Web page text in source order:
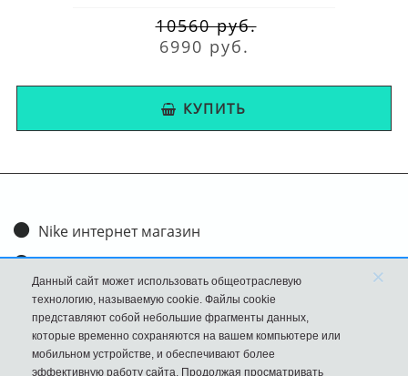
10560 руб.
6990 руб.
КУПИТЬ
Nike интернет магазин
Доставка и оплата
Обмен и возврат
Размеры
FAQ
Данный сайт может использовать общеотраслевую
технологию, называемую cookie. Файлы cookie
представляют собой небольшие фрагменты данных,
которые временно сохраняются на вашем компьютере или
мобильном устройстве, и обеспечивают более
эффективную работу сайта. Продолжая просматривать
×